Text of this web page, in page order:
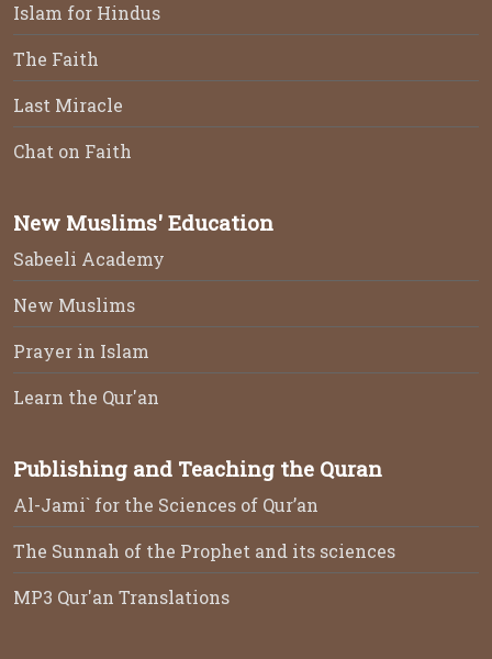
Islam for Hindus
The Faith
Last Miracle
Chat on Faith
New Muslims' Education
Sabeeli Academy
New Muslims
Prayer in Islam
Learn the Qur'an
Publishing and Teaching the Quran
Al-Jami` for the Sciences of Qur’an
The Sunnah of the Prophet and its sciences
MP3 Qur'an Translations